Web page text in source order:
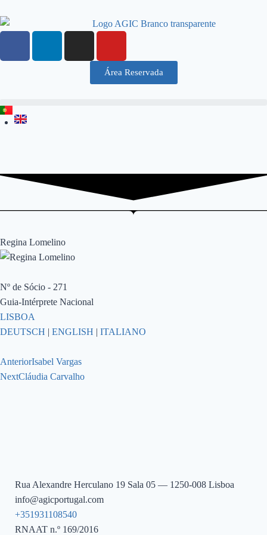
Área Reservada
Regina Lomelino
Nº de Sócio - 271
Guia-Intérprete Nacional
LISBOA
DEUTSCH | ENGLISH | ITALIANO
AnteriorIsabel Vargas
NextCláudia Carvalho
Rua Alexandre Herculano 19 Sala 05 — 1250-008 Lisboa
info@agicportugal.com
+351931108540
RNAAT n.º 169/2016